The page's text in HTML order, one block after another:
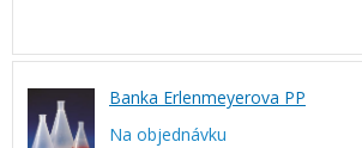
Banka Erlenmeyerova PP
Na objednávku